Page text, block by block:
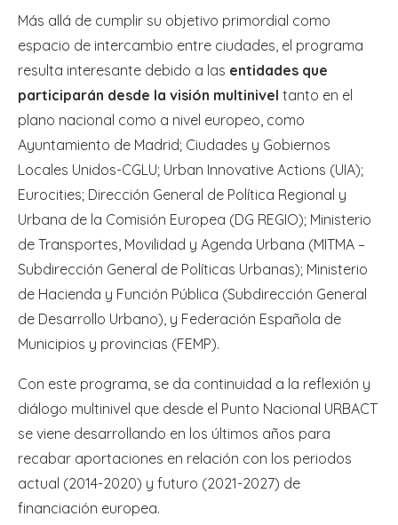
Más allá de cumplir su objetivo primordial como
espacio de intercambio entre ciudades, el programa
resulta interesante debido a las entidades que
participarán desde la visión multinivel tanto en el
plano nacional como a nivel europeo, como
Ayuntamiento de Madrid; Ciudades y Gobiernos
Locales Unidos-CGLU; Urban Innovative Actions (UIA);
Eurocities; Dirección General de Política Regional y
Urbana de la Comisión Europea (DG REGIO); Ministerio
de Transportes, Movilidad y Agenda Urbana (MITMA –
Subdirección General de Políticas Urbanas); Ministerio
de Hacienda y Función Pública (Subdirección General
de Desarrollo Urbano), y Federación Española de
Municipios y provincias (FEMP).
Con este programa, se da continuidad a la reflexión y
diálogo multinivel que desde el Punto Nacional URBACT
se viene desarrollando en los últimos años para
recabar aportaciones en relación con los periodos
actual (2014-2020) y futuro (2021-2027) de
financiación europea.